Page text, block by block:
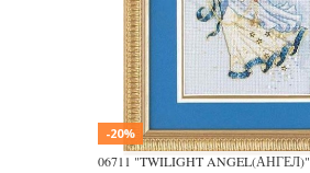
-20%
06711 "TWILIGHT ANGEL(АНГЕЛ)"